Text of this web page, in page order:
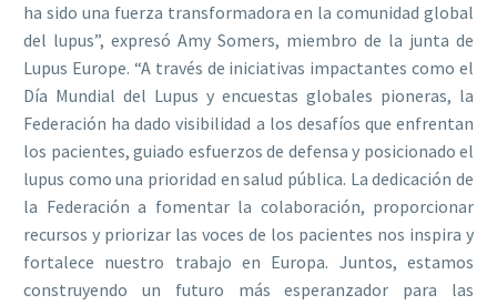
ha sido una fuerza transformadora en la comunidad global
del lupus”, expresó Amy Somers, miembro de la junta de
Lupus Europe. “A través de iniciativas impactantes como el
Día Mundial del Lupus y encuestas globales pioneras, la
Federación ha dado visibilidad a los desafíos que enfrentan
los pacientes, guiado esfuerzos de defensa y posicionado el
lupus como una prioridad en salud pública. La dedicación de
la Federación a fomentar la colaboración, proporcionar
recursos y priorizar las voces de los pacientes nos inspira y
fortalece nuestro trabajo en Europa. Juntos, estamos
construyendo un futuro más esperanzador para las